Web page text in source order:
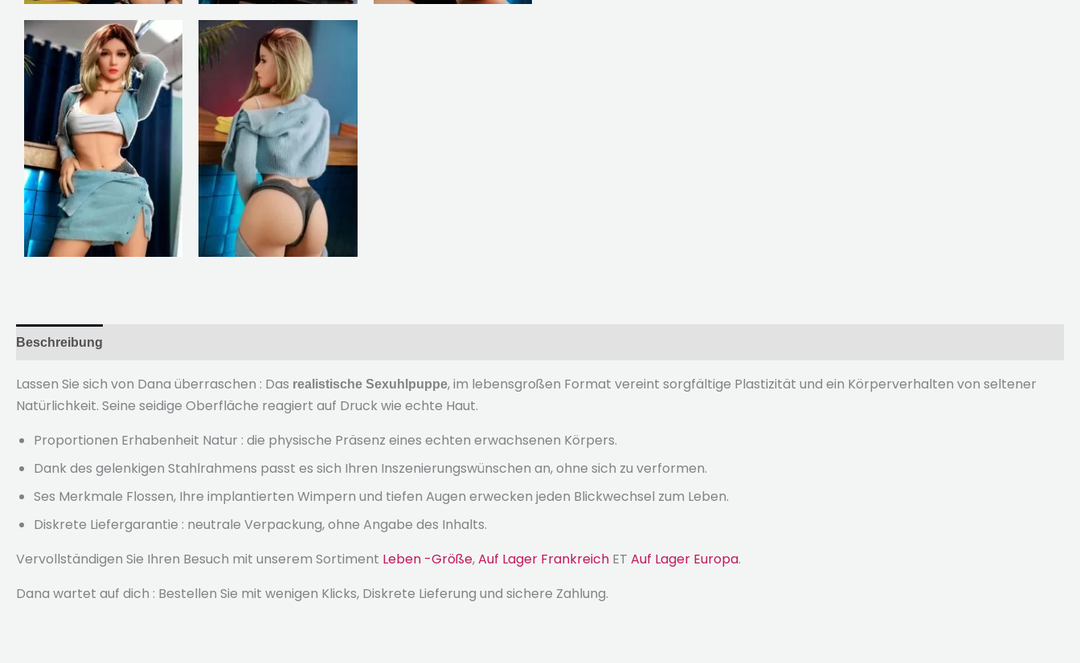
Beschreibung
Lassen Sie sich von Dana überraschen : Das realistische Sexuhlpuppe, im lebensgroßen Format vereint sorgfältige Plastizität und ein Körperverhalten von seltener
Natürlichkeit. Seine seidige Oberfläche reagiert auf Druck wie echte Haut.
Proportionen Erhabenheit Natur : die physische Präsenz eines echten erwachsenen Körpers.
Dank des gelenkigen Stahlrahmens passt es sich Ihren Inszenierungswünschen an, ohne sich zu verformen.
Ses Merkmale Flossen, Ihre implantierten Wimpern und tiefen Augen erwecken jeden Blickwechsel zum Leben.
Diskrete Liefergarantie : neutrale Verpackung, ohne Angabe des Inhalts.
Vervollständigen Sie Ihren Besuch mit unserem Sortiment Leben -Größe,Auf Lager Frankreich ET Auf Lager Europa.
Dana wartet auf dich : Bestellen Sie mit wenigen Klicks, Diskrete Lieferung und sichere Zahlung.